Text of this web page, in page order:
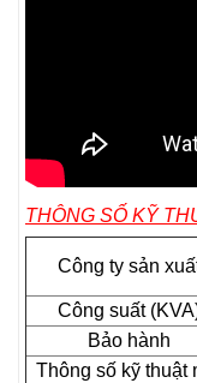
THÔNG SỐ KỸ
Công ty sản
Công suất
Bảo hành
Thông số kỹ thuật